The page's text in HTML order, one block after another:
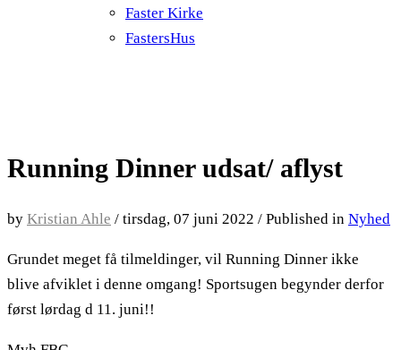
Faster Kirke
FastersHus
Running Dinner udsat/ aflyst
by Kristian Ahle / tirsdag, 07 juni 2022 / Published in Nyhed
Grundet meget få tilmeldinger, vil Running Dinner ikke
blive afviklet i denne omgang! Sportsugen begynder derfor
først lørdag d 11. juni!!